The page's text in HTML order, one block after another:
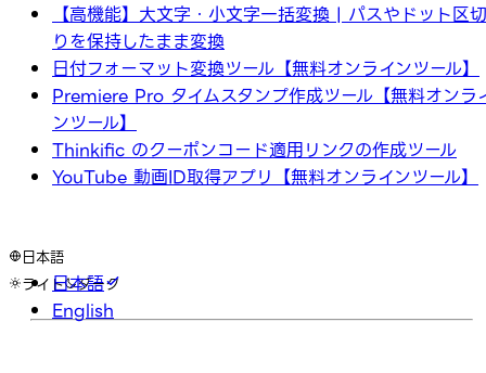
【高機能】大文字・小文字一括変換 | パスやドット区切
りを保持したまま変換
日付フォーマット変換ツール【無料オンラインツール】
Premiere Pro タイムスタンプ作成ツール【無料オンラ
ンツール】
Thinkific のクーポンコード適用リンクの作成ツール
YouTube 動画ID取得アプリ【無料オンラインツール】
日本語
日本語
English
ライト ダーク